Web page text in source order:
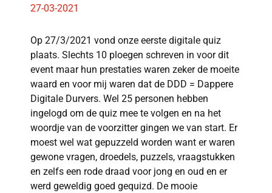
27-03-2021
Op 27/3/2021 vond onze eerste digitale quiz
plaats. Slechts 10 ploegen schreven in voor dit
event maar hun prestaties waren zeker de moeite
waard en voor mij waren dat de DDD = Dappere
Digitale Durvers. Wel 25 personen hebben
ingelogd om de quiz mee te volgen en na het
woordje van de voorzitter gingen we van start. Er
moest wel wat gepuzzeld worden want er waren
gewone vragen, droedels, puzzels, vraagstukken
en zelfs een rode draad voor jong en oud en er
werd geweldig goed gequizd. De mooie